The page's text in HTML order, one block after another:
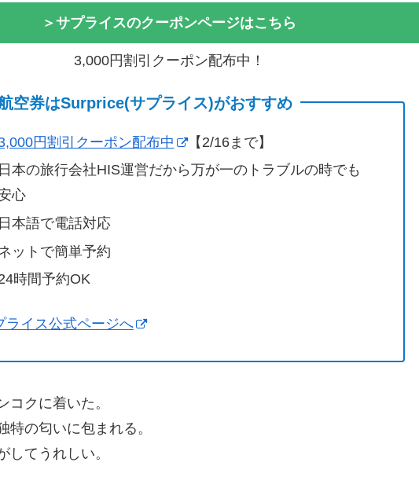
＞サプライスのクーポンページはこちら
3,000円割引クーポン配布中！
空券はSurprice(サプライス)がおすすめ
円割引クーポン配布中
【2/16まで】
日本の旅行会社HIS運営だから万が一のトラブルの時でも
心
日本語で電話対応
ットで簡単予約
時間予約OK
ライス公式ページへ
コクに着いた。
特の匂いに包まれる。
してうれしい。